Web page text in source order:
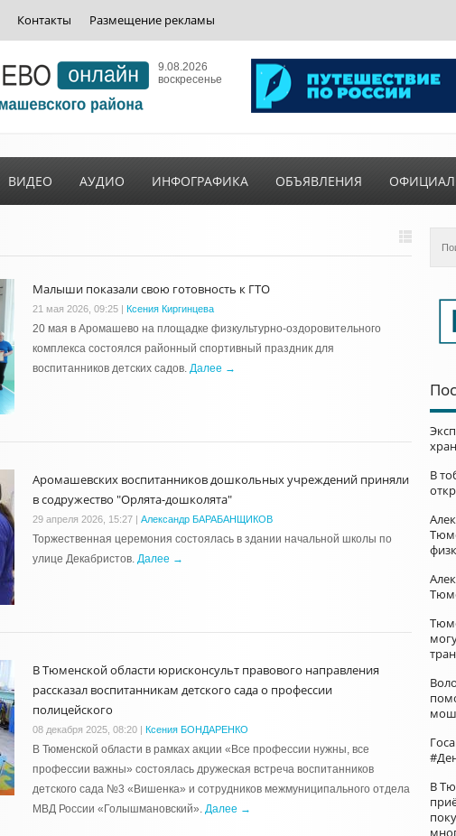
Контакты Размещение рекламы
9.08.2026
воскресенье
ВИДЕО АУДИО ИНФОГРАФИКА ОБЪЯВЛЕНИЯ
Малыши показали свою готовность к ГТО
21 мая 2026, 09:25 | Ксения Киргинцева
20 мая в Аромашево на площадке физкультурно-оздоровительного
комплекса состоялся районный спортивный праздник для
воспитанников детских садов. Далее →
Аромашевских воспитанников дошкольных учреждений приняли
в содружество "Орлята-дошколята"
29 апреля 2026, 15:27 | Александр БАРАБАНЩИКОВ
Торжественная церемония состоялась в здании начальной школы по
улице Декабристов. Далее →
В Тюменской области юрисконсульт правового направления
рассказал воспитанникам детского сада о профессии
полицейского
08 декабря 2025, 08:20 | Ксения БОНДАРЕНКО
В Тюменской области в рамках акции «Все профессии нужны, все
профессии важны» состоялась дружеская встреча воспитанников
детского сада №3 «Вишенка» и сотрудников межмуниципального отдела
МВД России «Голышмановский». Далее →
В
В